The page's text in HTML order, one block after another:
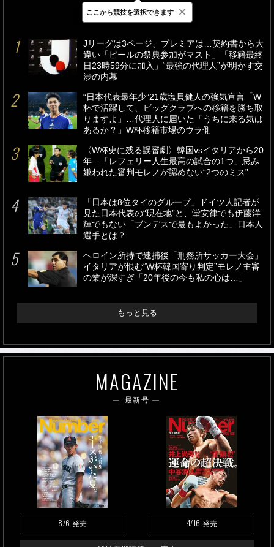
最新 24時間 週間
Jリーグは3ページ、プレミアは…契約書から大
違い「ビールの祭典参加がマスト」「移籍最終
日23時59分に加入」“最強の代理人”が明かす交
渉の内幕
“日本代表最年少”21歳塩貝健人の強気宣言「W
杯で活躍して、ビッグクラブへの移籍を勝ち取
りますよ」…代理人に届いた「うちに来る気は
あるか？」W杯移籍市場のウラ側
〈W杯史に残る誤審劇〉韓国vsイタリアから20
年…「レフェリー人生最高の試合の1つ」忌み
嫌われた審判モレノが認めない“2つのミス”
「日本は8位タイのグループ」ドイツ人記者が
見た日本代表の“現在地”と、堂安律でも伊藤洋
輝でもない「ブンデスで最もよかった」日本人
選手とは？
ヘロイン所持で逮捕後「刑務所サッカー大会」
イタリアが恨む“W杯韓国寄り判定”モレノ主審
の業が深すぎ「20年後の今も私の心は…」
もっと見る
MAGAZINE
最新号
8/6 発売 4/16 発売
ここから競技を選択できます ×